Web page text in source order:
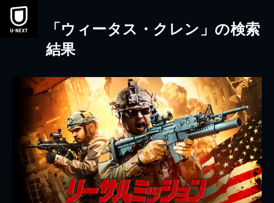
本文へスキップ
「ウィータス・クレン」の検索
結果